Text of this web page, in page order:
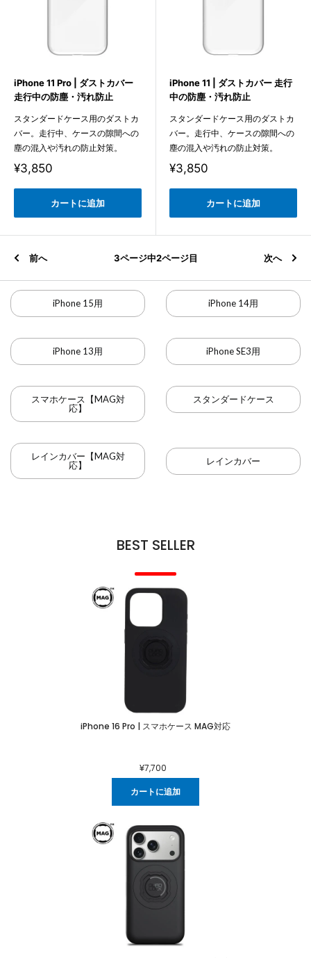
iPhone 11 Pro | ダストカバー
走行中の防塵・汚れ防止
スタンダードケース用のダストカ
バー。走行中、ケースの隙間への
塵の混入や汚れの防止対策。
販
価
¥3,850
カートに追加
iPhone 11 | ダストカバー 走行
中の防塵・汚れ防止
スタンダードケース用のダストカ
バー。走行中、ケースの隙間への
塵の混入や汚れの防止対策。
販
価
¥3,850
カートに追加
前へ 3ページ中2ページ目 次へ
iPhone 15用 iPhone 14用
iPhone 13用 iPhone SE3用
スマホケース【MAG対
応】
スタンダードケース
レインカバー【MAG対
応】
レインカバー
BEST SELLER
iPhone 16 Pro | スマホケース MAG対応
¥7,700
カートに追加